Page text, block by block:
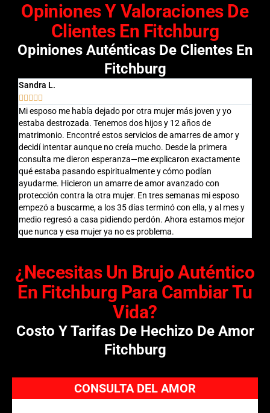
Opiniones Y Valoraciones De
Clientes En Fitchburg
Opiniones Auténticas De Clientes En
Fitchburg
Sandra L.
    
Mi esposo me había dejado por otra mujer más joven y yo
estaba destrozada. Tenemos dos hijos y 12 años de
matrimonio. Encontré estos servicios de amarres de amor y
decidí intentar aunque no creía mucho. Desde la primera
consulta me dieron esperanza—me explicaron exactamente
qué estaba pasando espiritualmente y cómo podían
ayudarme. Hicieron un amarre de amor avanzado con
protección contra la otra mujer. En tres semanas mi esposo
empezó a buscarme, a los 35 días terminó con ella, y al mes y
medio regresó a casa pidiendo perdón. Ahora estamos mejor
que nunca y esa mujer ya no es problema.
¿Necesitas Un Brujo Auténtico
En Fitchburg Para Cambiar Tu
Vida?
Costo Y Tarifas De Hechizo De Amor
Fitchburg
CONSULTA DEL AMOR